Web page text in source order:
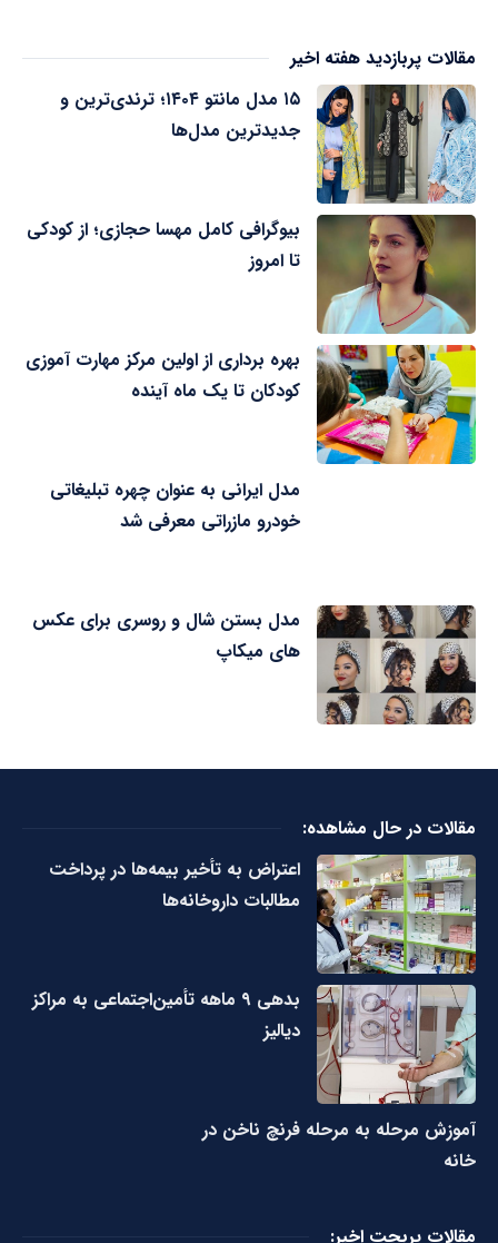
مقالات پربازدید هفته اخیر
۱۵ مدل مانتو ۱۴۰۴؛ ترندی‌ترین و
جدیدترین مدل‌ها
بیوگرافی کامل مهسا حجازی؛ از کودکی
تا امروز
بهره برداری از اولین مرکز مهارت آموزی
کودکان تا یک ماه آینده
مدل ایرانی به عنوان چهره تبلیغاتی
خودرو مازراتی معرفی شد
مدل بستن شال و روسری برای عکس
های میکاپ
مقالات در حال مشاهده:
اعتراض به تأخیر بیمه‌ها در پرداخت
مطالبات داروخانه‌ها
بدهی ۹ ماهه تأمین‌اجتماعی به مراکز
دیالیز
آموزش مرحله به مرحله فرنچ ناخن در
خانه
مقالات پربحت اخیر: